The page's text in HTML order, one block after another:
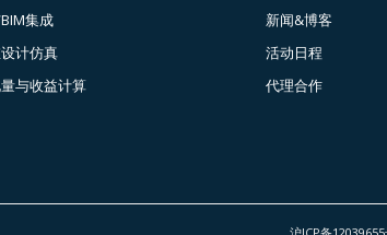
集成
计仿真
与收益计算
新闻&博客
活动日程
代理合作